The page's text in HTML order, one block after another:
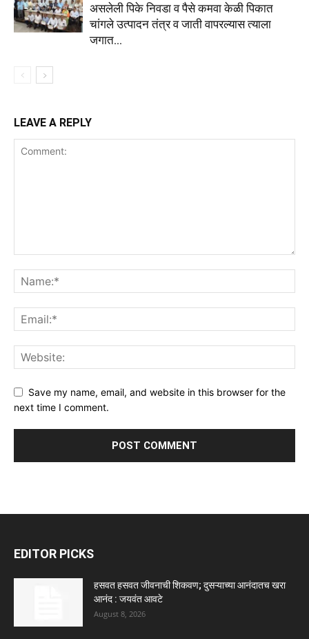
असलेली पिके निवडा व पैसे कमवा केळी पिकात
चांगले उत्पादन तंत्र व जाती वापरल्यास त्याला
जगात...
LEAVE A REPLY
Save my name, email, and website in this browser for the
next time I comment.
EDITOR PICKS
हसवत हसवत जीवनाची शिकवण; दुसऱ्याच्या आनंदातच खरा
आनंद : जयवंत आवटे
August 8, 2026